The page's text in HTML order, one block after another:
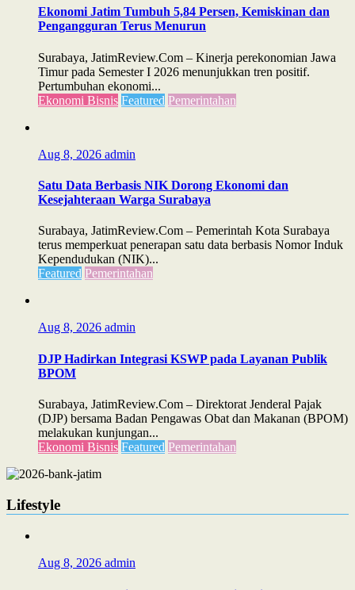
Ekonomi Jatim Tumbuh 5,84 Persen, Kemiskinan dan
Pengangguran Terus Menurun
Surabaya, JatimReview.Com – Kinerja perekonomian Jawa
Timur pada Semester I 2026 menunjukkan tren positif.
Pertumbuhan ekonomi...
Ekonomi Bisnis Featured Pemerintahan
Aug 8, 2026 admin
Satu Data Berbasis NIK Dorong Ekonomi dan
Kesejahteraan Warga Surabaya
Surabaya, JatimReview.Com – Pemerintah Kota Surabaya
terus memperkuat penerapan satu data berbasis Nomor Induk
Kependudukan (NIK)...
Featured Pemerintahan
Aug 8, 2026 admin
DJP Hadirkan Integrasi KSWP pada Layanan Publik
BPOM
Surabaya, JatimReview.Com – Direktorat Jenderal Pajak
(DJP) bersama Badan Pengawas Obat dan Makanan (BPOM)
melakukan kunjungan...
Ekonomi Bisnis Featured Pemerintahan
Lifestyle
Aug 8, 2026 admin